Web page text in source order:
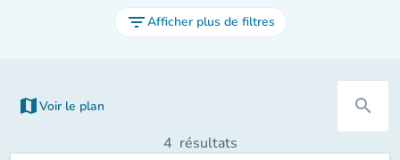
filter_listAfficher plus de filtres
map Voir le plan
(nouvel onglet) search
4 résultats